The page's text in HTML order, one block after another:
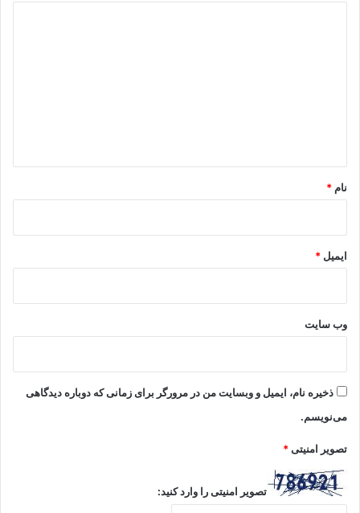
نام *
ایمیل *
وب‌ سایت
ذخیره نام، ایمیل و وبسایت من در مرورگر برای زمانی که دوباره دیدگاهی
می‌نویسم.
تصویر امنیتی*
تصویر امنیتی را وارد کنید: